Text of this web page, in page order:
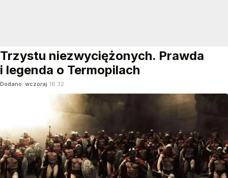
Trzystu niezwyciężonych. Prawda
i legenda o Termopilach
Dodano: wczoraj 16:32